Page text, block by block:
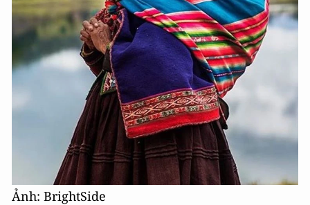
Ảnh: BrightSide